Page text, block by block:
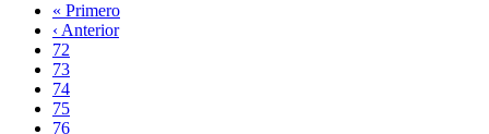
Paginación
Primera
página
« Primero
Página
anterior
‹ Anterior
Page
72
Page
73
Page
74
Page
75
Página
76